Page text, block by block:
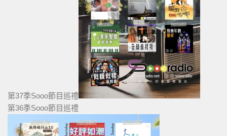
第37季Sooo節目巡禮
第36季Sooo節目巡禮